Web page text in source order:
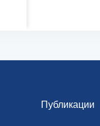
Публикации